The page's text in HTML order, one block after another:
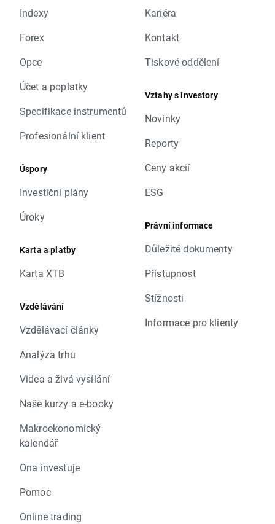
Indexy
Forex
Opce
Účet a poplatky
Specifikace instrumentů
Profesionální klient
Úspory
Investiční plány
Úroky
Karta a platby
Karta XTB
Vzdělávání
Vzdělávací články
Analýza trhu
Videa a živá vysílání
Naše kurzy a e-booky
Makroekonomický
kalendář
Ona investuje
Pomoc
Online trading
Kariéra
Kontakt
Tiskové oddělení
Vztahy s investory
Novinky
Reporty
Ceny akcií
ESG
Právní informace
Důležité dokumenty
Přístupnost
Stížnosti
Informace pro klienty